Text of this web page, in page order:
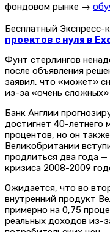
фондовом рынке →
Бесплатный Экспресс-
проектов с нуля в
Фунт стерлингов
после объявления
заявил, что «может»
из-за «очень
Банк Англии
достигнет 40-летнего
процентов, но он
Великобритании
продлиться два года
кризиса 2008-2009
Ожидается, что во
внутренний продукт
примерно на 0,75
реальных доходов из-